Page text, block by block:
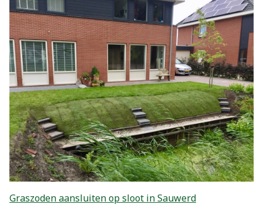
Graszoden aansluiten op sloot in Sauwerd